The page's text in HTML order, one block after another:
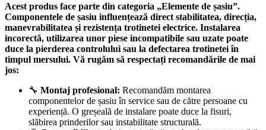
Acest produs face parte din categoria „Elemente de șasiu”.
Componentele de șasiu influențează direct stabilitatea, direcția,
manevrabilitatea și rezistența trotinetei electrice. Instalarea
incorectă, utilizarea unor piese incompatibile sau uzate poate
duce la pierderea controlului sau la defectarea trotinetei în
timpul mersului. Vă rugăm să respectați recomandările de mai
jos:
🔧 Montaj profesional: Recomandăm montarea
componentelor de șasiu în service sau de către persoane cu
experiență. O greșeală de instalare poate duce la fisuri,
slăbirea prinderilor sau instabilitate structurală.